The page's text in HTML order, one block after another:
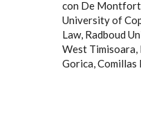
con De
University of
Law, Radboud
West Timisoara,
Gorica,